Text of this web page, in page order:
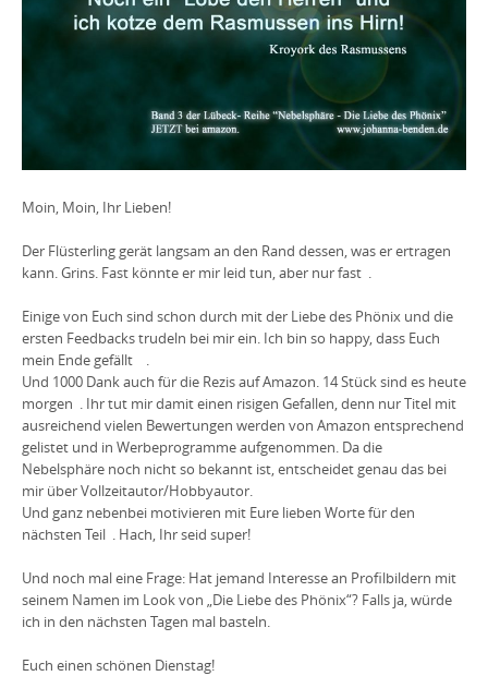
Moin, Moin, Ihr Lieben!
Der Flüsterling gerät langsam an den Rand dessen, was er ertragen
kann. Grins. Fast könnte er mir leid tun, aber nur fast .
Einige von Euch sind schon durch mit der Liebe des Phönix und die
ersten Feedbacks trudeln bei mir ein. Ich bin so happy, dass Euch
mein Ende gefällt
.
Und 1000 Dank auch für die Rezis auf Amazon. 14 Stück sind es heute
morgen . Ihr tut mir damit einen risigen Gefallen, denn nur Titel mit
ausreichend vielen Bewertungen werden von Amazon entsprechend
gelistet und in Werbeprogramme aufgenommen. Da die
Nebelsphäre noch nicht so bekannt ist, entscheidet genau das bei
mir über Vollzeitautor/Hobbyautor.
Und ganz nebenbei motivieren mit Eure lieben Worte für den
nächsten Teil . Hach, Ihr seid super!
Und noch mal eine Frage: Hat jemand Interesse an Profilbildern mit
seinem Namen im Look von „Die Liebe des Phönix“? Falls ja, würde
ich in den nächsten Tagen mal basteln.
Euch einen schönen Dienstag!